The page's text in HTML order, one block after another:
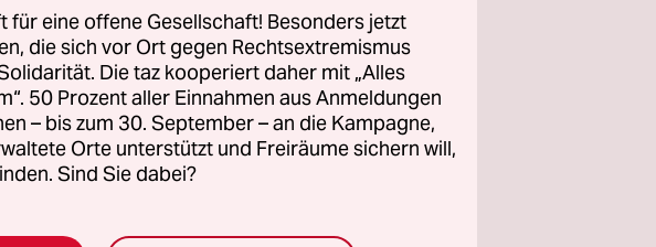
Quadratmeter. Das
Euro pro Monat.
nicht mehr als
und dabei den
Der liegt für die 1980
für eine offene Gesellschaft! Besonders jetzt
die sich vor Ort gegen Rechtsextremismus
Die taz kooperiert daher mit „Alles
50 Prozent aller Einnahmen aus Anmeldungen
– bis zum 30. September – an die Kampagne,
Orte unterstützt und Freiräume sichern will,
Sind Sie dabei?